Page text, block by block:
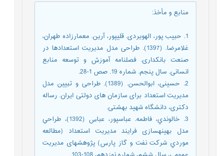
منابع و مأخذ:
1. حبیب پور، الهویردی. قلیپور، آرین. معمارزاده طهران،
غلامرضا. (1397). طراحی مدل مدیریت استعدادها در
صنعت بانکداری. فصلنامه آموزش و توسعه منابع
انسانی. سال پنجم. شماره 19. صص 1-28.
2. حسینی، ابوالحسن. (1389). طراحی و تبیین مدل
مدیریت استعداد برای سازمان های دولتی ایران. رساله
دکتری، دانشگاه شهید بهشتی.
3. خالوندي، فاطمه. عباسپور، عباس (1392)، طراحي
مدل بهینهسازی فرايند مديريت استعداد (مطالعه
موردي شركت نفت و گاز پارس) پژوهشهای مديريت